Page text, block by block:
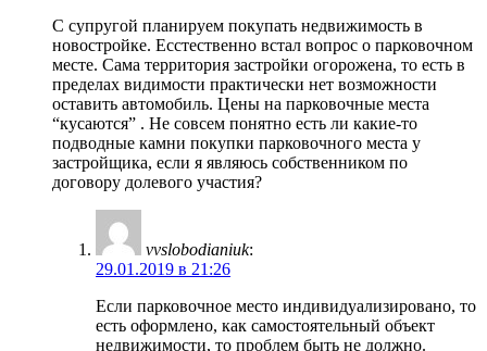
С супругой планируем покупать недвижимость в
новостройке. Есстественно встал вопрос о парковочном
месте. Сама территория застройки огорожена, то есть в
пределах видимости практически нет возможности
оставить автомобиль. Цены на парковочные места
“кусаются” . Не совсем понятно есть ли какие-то
подводные камни покупки парковочного места у
застройщика, если я являюсь собственником по
договору долевого участия?
vvslobodianiuk:
29.01.2019 в 21:26
Если парковочное место индивидуализировано, то
есть оформлено, как самостоятельный объект
недвижимости, то проблем быть не должно.